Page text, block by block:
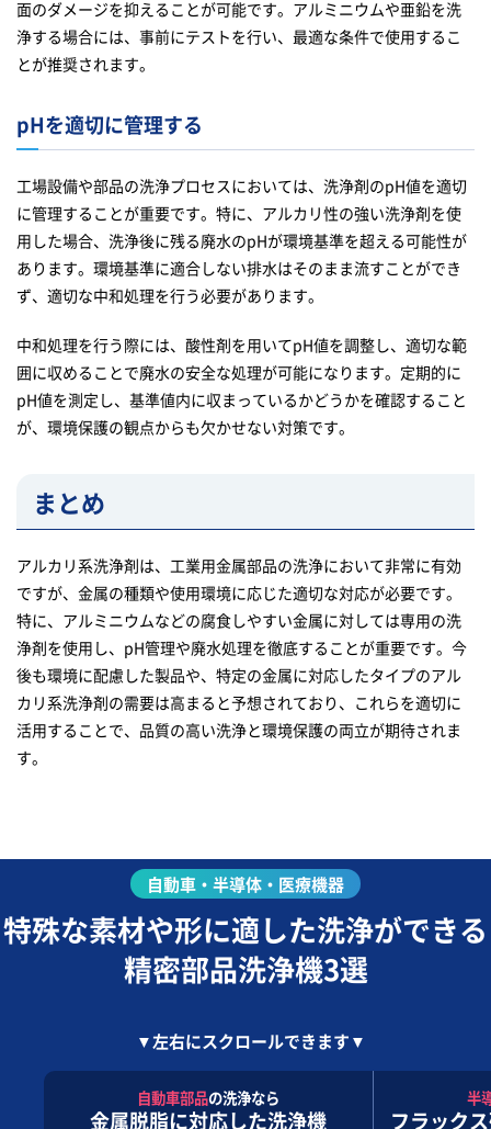
面のダメージを抑えることが可能です。アルミニウムや亜鉛を洗
浄する場合には、事前にテストを行い、最適な条件で使用するこ
とが推奨されます。
pHを適切に管理する
工場設備や部品の洗浄プロセスにおいては、洗浄剤のpH値を適切
に管理することが重要です。特に、アルカリ性の強い洗浄剤を使
用した場合、洗浄後に残る廃水のpHが環境基準を超える可能性が
あります。環境基準に適合しない排水はそのまま流すことができ
ず、適切な中和処理を行う必要があります。
中和処理を行う際には、酸性剤を用いてpH値を調整し、適切な範
囲に収めることで廃水の安全な処理が可能になります。定期的に
pH値を測定し、基準値内に収まっているかどうかを確認すること
が、環境保護の観点からも欠かせない対策です。
まとめ
アルカリ系洗浄剤は、工業用金属部品の洗浄において非常に有効
ですが、金属の種類や使用環境に応じた適切な対応が必要です。
特に、アルミニウムなどの腐食しやすい金属に対しては専用の洗
浄剤を使用し、pH管理や廃水処理を徹底することが重要です。今
後も環境に配慮した製品や、特定の金属に対応したタイプのアル
カリ系洗浄剤の需要は高まると予想されており、これらを適切に
活用することで、品質の高い洗浄と環境保護の両立が期待されま
す。
自動車・半導体・医療機器
特殊な素材や形に適した洗浄ができる
精密部品洗浄機3選
▼左右にスクロールできます▼
自動車部品の洗浄なら
金属脱脂に対応した洗浄機
半
フラック